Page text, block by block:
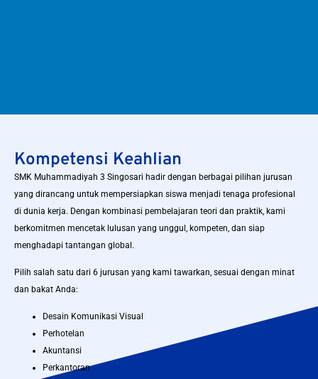
Kompetensi Keahlian
SMK Muhammadiyah 3 Singosari hadir dengan berbagai pilihan jurusan
yang dirancang untuk mempersiapkan siswa menjadi tenaga profesional
di dunia kerja. Dengan kombinasi pembelajaran teori dan praktik, kami
berkomitmen mencetak lulusan yang unggul, kompeten, dan siap
menghadapi tantangan global.
Pilih salah satu dari 6 jurusan yang kami tawarkan, sesuai dengan minat
dan bakat Anda:
Desain Komunikasi Visual
Perhotelan
Akuntansi
Perkantoran